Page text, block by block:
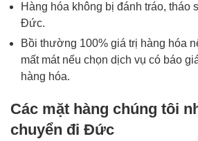
Hàng hóa không bị đánh tráo, tháo
Đức.
Bồi thường 100% giá trị hàng hóa
mất mát nếu chọn dịch vụ có báo
hàng hóa.
Các mặt hàng chúng tôi
chuyển đi Đức